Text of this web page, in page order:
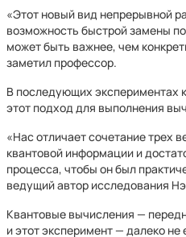
«Этот новый вид непрерывной
возможность быстрой замены
может быть важнее, чем
заметил профессор.
В последующих экспериментах
этот подход для выполнения
«Нас отличает сочетание трех
квантовой информации и
процесса, чтобы он был
ведущий автор исследования
Квантовые вычисления —
и этот эксперимент — далеко